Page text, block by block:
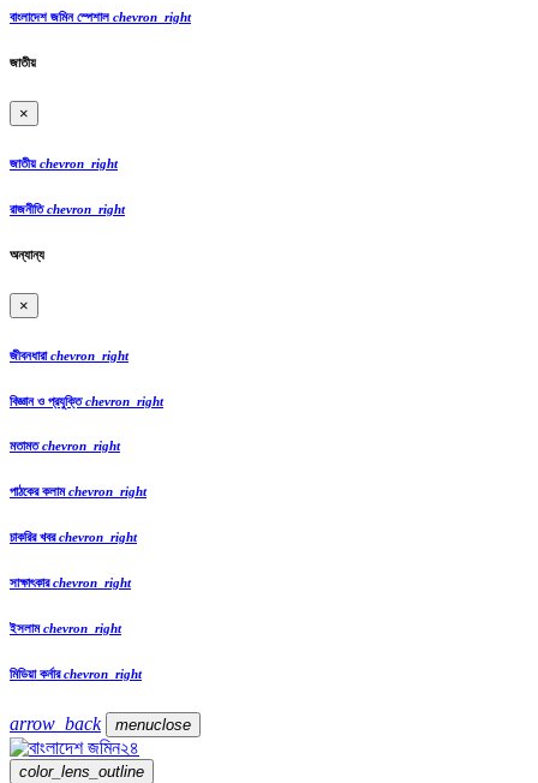
বাংলাদেশ জমিন স্পেশাল chevron_right
জাতীয়
×
জাতীয়chevron_right
রাজনীতিchevron_right
অন্যান্য
×
জীবনধারাchevron_right
বিজ্ঞান ও প্রযুক্তিchevron_right
মতামতchevron_right
পাঠকের কলামchevron_right
চাকরির খবরchevron_right
সাক্ষাৎকারchevron_right
ইসলামchevron_right
মিডিয়া কর্নারchevron_right
arrow_back menuclose
color_lens_outline